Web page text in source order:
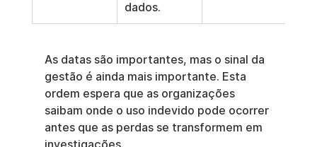
dados.
As datas são importantes, mas o sinal da
gestão é ainda mais importante. Esta
ordem espera que as organizações
saibam onde o uso indevido pode ocorrer
antes que as perdas se transformem em